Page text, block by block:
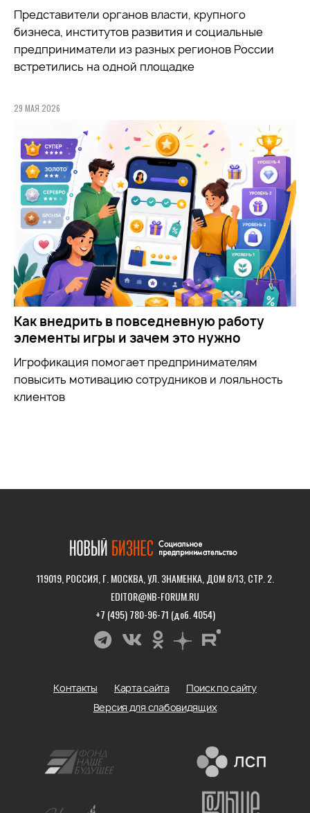
Представители органов власти, крупного
бизнеса, институтов развития и социальные
предприниматели из разных регионов России
встретились на одной площадке
29 МАЯ 2026
Как внедрить в повседневную работу
элементы игры и зачем это нужно
Игрофикация помогает предпринимателям
повысить мотивацию сотрудников и лояльность
клиентов
119019, РОССИЯ, Г. МОСКВА, УЛ. ЗНАМЕНКА, ДОМ 8/13, СТР. 2.
EDITOR@NB-FORUM.RU
+7 (495) 780-96-71 (доб. 4054)
Контакты Карта сайта
Поиск по сайту
Версия для слабовидящих